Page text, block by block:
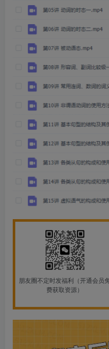
朋友圈不定时发福利（开通会员
费获取资源）